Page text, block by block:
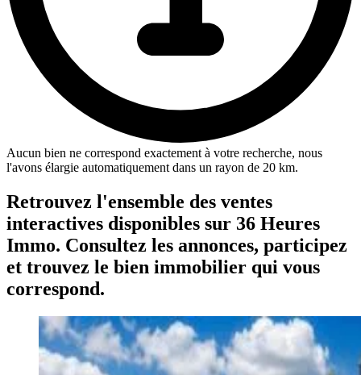
Aucun bien ne correspond exactement à votre recherche, nous
l'avons élargie automatiquement dans un rayon de 20 km.
Retrouvez l'ensemble des ventes
interactives disponibles sur 36 Heures
Immo. Consultez les annonces, participez
et trouvez le bien immobilier qui vous
correspond.